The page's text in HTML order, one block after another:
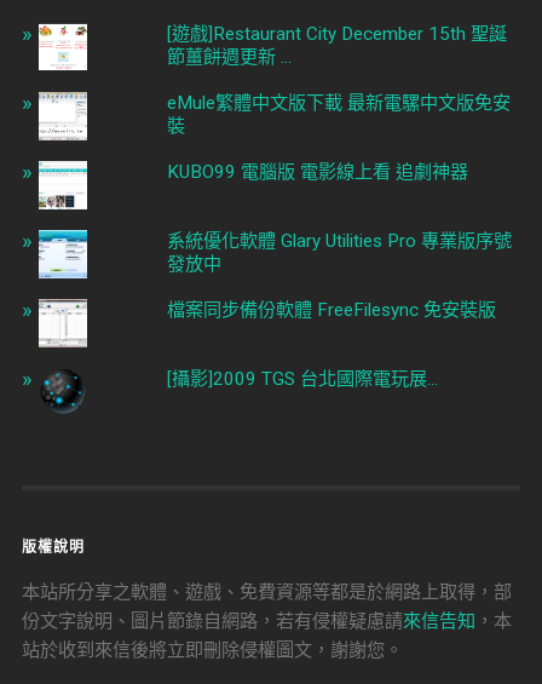
[遊戲]Restaurant City December 15th 聖誕
節薑餅週更新 ...
eMule繁體中文版下載 最新電騾中文版免安
裝
KUBO99 電腦版 電影線上看 追劇神器
系統優化軟體 Glary Utilities Pro 專業版序號
發放中
檔案同步備份軟體 FreeFilesync 免安裝版
[攝影]2009 TGS 台北國際電玩展...
版權說明
本站所分享之軟體、遊戲、免費資源等都是於網路上取得，部
份文字說明、圖片節錄自網路，若有侵權疑慮請來信告知 ，本
站於收到來信後將立即刪除侵權圖文，謝謝您。